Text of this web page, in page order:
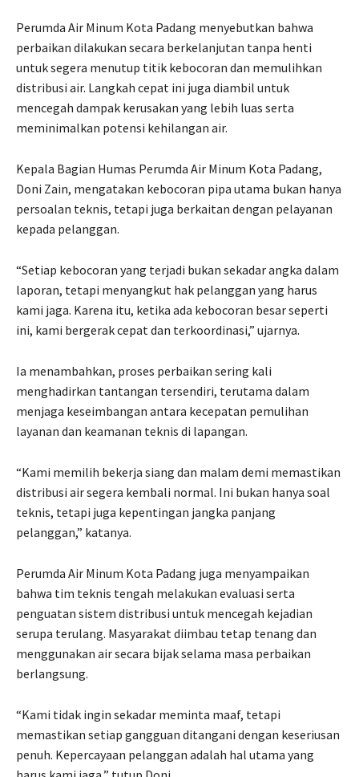
Perumda Air Minum Kota Padang menyebutkan bahwa
perbaikan dilakukan secara berkelanjutan tanpa henti
untuk segera menutup titik kebocoran dan memulihkan
distribusi air. Langkah cepat ini juga diambil untuk
mencegah dampak kerusakan yang lebih luas serta
meminimalkan potensi kehilangan air.
Kepala Bagian Humas Perumda Air Minum Kota Padang,
Doni Zain, mengatakan kebocoran pipa utama bukan hanya
persoalan teknis, tetapi juga berkaitan dengan pelayanan
kepada pelanggan.
“Setiap kebocoran yang terjadi bukan sekadar angka dalam
laporan, tetapi menyangkut hak pelanggan yang harus
kami jaga. Karena itu, ketika ada kebocoran besar seperti
ini, kami bergerak cepat dan terkoordinasi,” ujarnya.
Ia menambahkan, proses perbaikan sering kali
menghadirkan tantangan tersendiri, terutama dalam
menjaga keseimbangan antara kecepatan pemulihan
layanan dan keamanan teknis di lapangan.
“Kami memilih bekerja siang dan malam demi memastikan
distribusi air segera kembali normal. Ini bukan hanya soal
teknis, tetapi juga kepentingan jangka panjang
pelanggan,” katanya.
Perumda Air Minum Kota Padang juga menyampaikan
bahwa tim teknis tengah melakukan evaluasi serta
penguatan sistem distribusi untuk mencegah kejadian
serupa terulang. Masyarakat diimbau tetap tenang dan
menggunakan air secara bijak selama masa perbaikan
berlangsung.
“Kami tidak ingin sekadar meminta maaf, tetapi
memastikan setiap gangguan ditangani dengan keseriusan
penuh. Kepercayaan pelanggan adalah hal utama yang